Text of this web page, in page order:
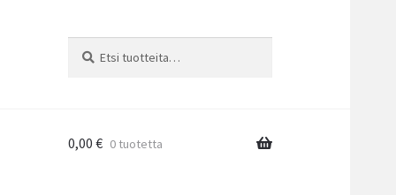
0,00 € 0 tuotetta